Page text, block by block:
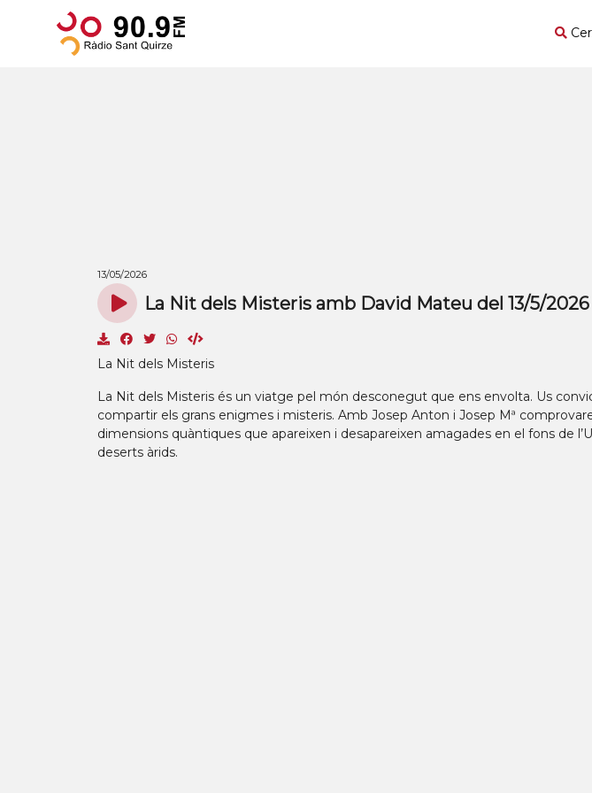
13/05/2026
La Nit dels Misteris amb David Mateu del 13/5/2026
La Nit dels Misteris
La Nit dels Misteris és un viatge pel món desconegut que ens envolta. Us
compartir els grans enigmes i misteris. Amb Josep Anton i Josep Mª
dimensions quàntiques que apareixen i desapareixen amagades en el fons de
deserts àrids.